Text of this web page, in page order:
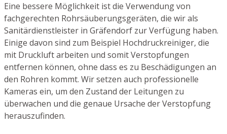
Eine bessere Möglichkeit ist die Verwendung von
fachgerechten Rohrsäuberungsgeräten, die wir als
Sanitärdienstleister in Gräfendorf zur Verfügung haben.
Einige davon sind zum Beispiel Hochdruckreiniger, die
mit Druckluft arbeiten und somit Verstopfungen
entfernen können, ohne dass es zu Beschädigungen an
den Rohren kommt. Wir setzen auch professionelle
Kameras ein, um den Zustand der Leitungen zu
überwachen und die genaue Ursache der Verstopfung
herauszufinden.